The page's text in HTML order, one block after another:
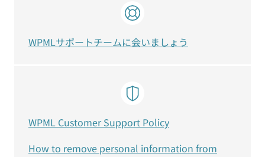
WPMLサポートチームに会いましょう
WPML Customer Support Policy
How to remove personal information from